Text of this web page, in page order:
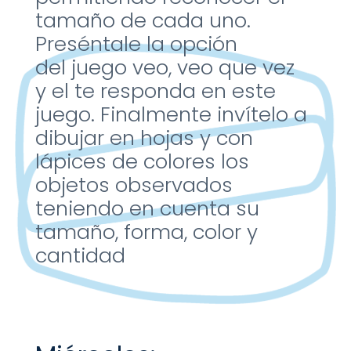
tamaño de cada uno.
Preséntale la opción
deljuego veo, veo que vez
y el te responda en este
juego​. Finalmente invítelo a
dibujaren hojas y con
lápices de colores los
objetos observados
teniendo encuenta su
tamaño, forma, color y
cantidad